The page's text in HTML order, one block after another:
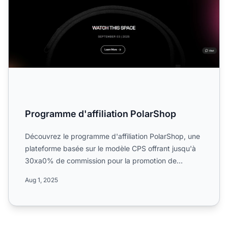
Programme d'affiliation PolarShop
Découvrez le programme d'affiliation PolarShop, une
plateforme basée sur le modèle CPS offrant jusqu'à
30xa0% de commission pour la promotion de
Aug 1, 2025